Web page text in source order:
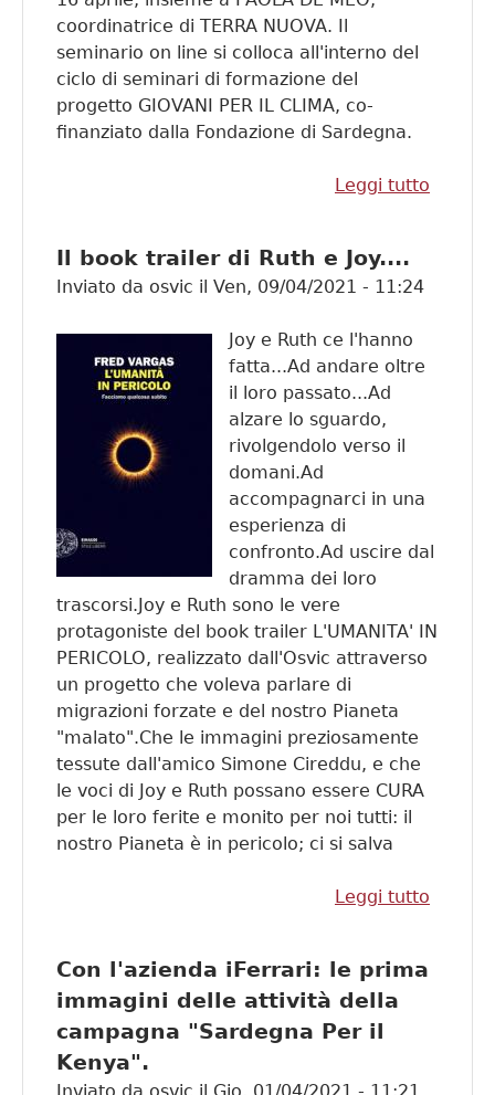
coordinatrice di TERRA NUOVA. Il
seminario on line si colloca all'interno del
ciclo di seminari di formazione del
progetto GIOVANI PER IL CLIMA, co-
finanziato dalla Fondazione di Sardegna.
Leggi tutto
Il book trailer di Ruth e Joy....
Inviato da osvic il Ven, 09/04/2021 - 11:24
Joy e Ruth ce l'hanno
fatta...Ad andare oltre
il loro passato...Ad
alzare lo sguardo,
rivolgendolo verso il
domani.Ad
accompagnarci in una
esperienza di
confronto.Ad uscire dal
dramma dei loro
trascorsi.Joy e Ruth sono le vere
protagoniste del book trailer L'UMANITA' IN
PERICOLO, realizzato dall'Osvic attraverso
un progetto che voleva parlare di
migrazioni forzate e del nostro Pianeta
"malato".Che le immagini preziosamente
tessute dall'amico Simone Cireddu, e che
le voci di Joy e Ruth possano essere CURA
per le loro ferite e monito per noi tutti: il
nostro Pianeta è in pericolo; ci si salva
Leggi tutto
Con l'azienda iFerrari: le prima
immagini delle attività della
campagna "Sardegna Per il
Kenya".